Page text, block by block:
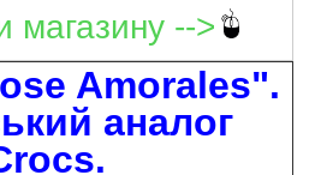
магазину -->
Amorales".
аналог